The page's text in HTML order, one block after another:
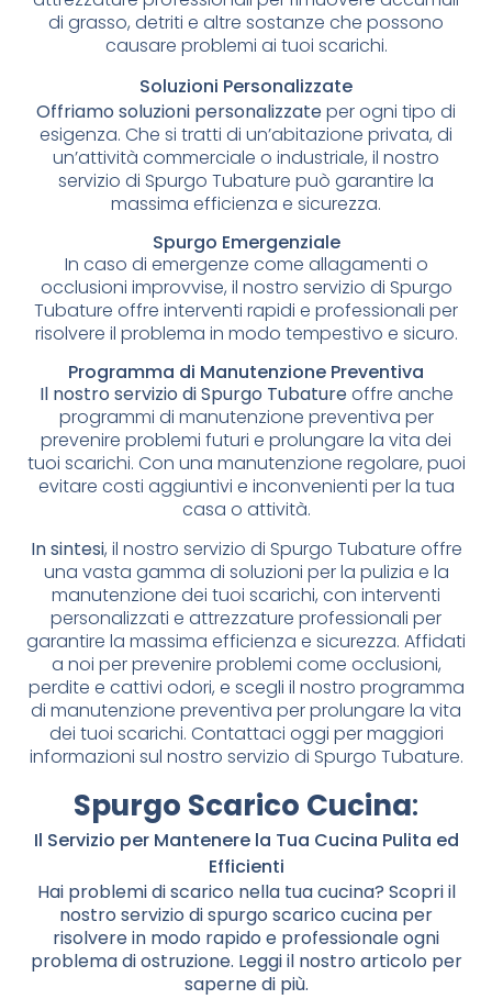
di grasso, detriti e altre sostanze che possono
causare problemi ai tuoi scarichi.
Soluzioni Personalizzate
Offriamo soluzioni personalizzateper ogni tipo di
esigenza. Che si tratti di un’abitazione privata, di
un’attività commerciale o industriale, il nostro
servizio di Spurgo Tubature può garantire la
massima efficienza e sicurezza.
Spurgo Emergenziale
In caso di emergenze come allagamenti o
occlusioni improvvise, il nostro servizio di Spurgo
Tubature offre interventi rapidi e professionali per
risolvere il problema in modo tempestivo e sicuro.
Programma di Manutenzione Preventiva
Il nostro servizio di Spurgo Tubatureoffre anche
programmi di manutenzione preventiva per
prevenire problemi futuri e prolungare la vita dei
tuoi scarichi. Con una manutenzione regolare, puoi
evitare costi aggiuntivi e inconvenienti per la tua
casa o attività.
In sintesi, il nostro servizio di Spurgo Tubature offre
una vasta gamma di soluzioni per la pulizia e la
manutenzione dei tuoi scarichi, con interventi
personalizzati e attrezzature professionali per
garantire la massima efficienza e sicurezza. Affidati
a noi per prevenire problemi come occlusioni,
perdite e cattivi odori, e scegli il nostro programma
di manutenzione preventiva per prolungare la vita
dei tuoi scarichi. Contattaci oggi per maggiori
informazioni sul nostro servizio di Spurgo Tubature.
Spurgo Scarico Cucina:
Il Servizio per Mantenere la Tua Cucina Pulita ed
Efficienti
Hai problemi di scarico nella tua cucina? Scopri il
nostro servizio di spurgo scarico cucina per
risolvere in modo rapido e professionale ogni
problema di ostruzione. Leggi il nostro articolo per
saperne di più.